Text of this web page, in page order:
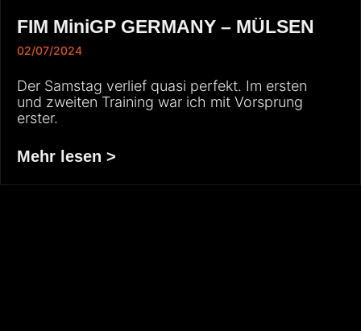
FIM MiniGP GERMANY – MÜLSEN
02/07/2024
Der Samstag verlief quasi perfekt. Im ersten
und zweiten Training war ich mit Vorsprung
erster.
Mehr lesen >